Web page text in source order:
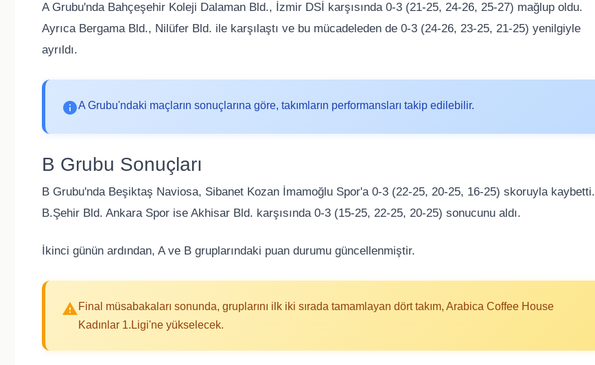
A Grubu'nda Bahçeşehir Koleji Dalaman Bld., İzmir DSİ karşısında 0-3 (21-25, 24-26, 25-27) mağlup oldu.
Ayrıca Bergama Bld., Nilüfer Bld. ile karşılaştı ve bu mücadeleden de 0-3 (24-26, 23-25, 21-25) yenilgiyle
ayrıldı.
A Grubu'ndaki maçların sonuçlarına göre, takımların performansları takip edilebilir.
B Grubu Sonuçları
B Grubu'nda Beşiktaş Naviosa, Sibanet Kozan İmamoğlu Spor'a 0-3 (22-25, 20-25, 16-25) skoruyla kaybetti.
B.Şehir Bld. Ankara Spor ise Akhisar Bld. karşısında 0-3 (15-25, 22-25, 20-25) sonucunu aldı.
İkinci günün ardından, A ve B gruplarındaki puan durumu güncellenmiştir.
Final müsabakaları sonunda, gruplarını ilk iki sırada tamamlayan dört takım, Arabica Coffee House
Kadınlar 1.Ligi'ne yükselecek.